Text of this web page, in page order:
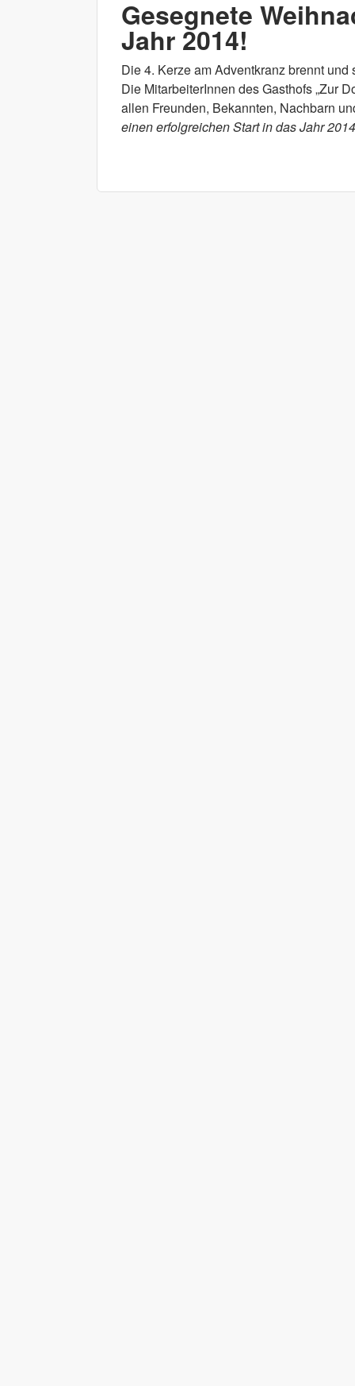
Gesegnete
Jahr 2014!
Die 4. Kerze am Adventkranz brennt
Die MitarbeiterInnen des Gasthofs „Zur
allen Freunden, Bekannten, Nachbarn
einen erfolgreichen Start in das Jahr